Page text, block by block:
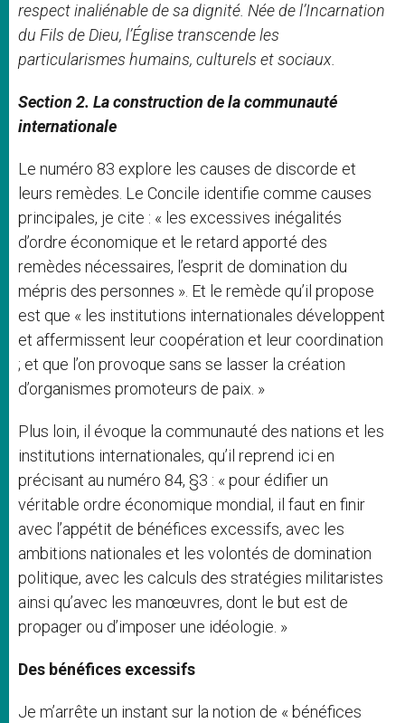
respect inaliénable de sa dignité. Née de l’Incarnation
du Fils de Dieu, l’Église transcende les
particularismes humains, culturels et sociaux.
Section 2. La construction de la communauté
internationale
Le numéro 83 explore les causes de discorde et
leurs remèdes. Le Concile identifie comme causes
principales, je cite : « les excessives inégalités
d’ordre économique et le retard apporté des
remèdes nécessaires, l’esprit de domination du
mépris des personnes ». Et le remède qu’il propose
est que « les institutions internationales développent
et affermissent leur coopération et leur coordination
; et que l’on provoque sans se lasser la création
d’organismes promoteurs de paix. »
Plus loin, il évoque la communauté des nations et les
institutions internationales, qu’il reprend ici en
précisant au numéro 84, §3 : « pour édifier un
véritable ordre économique mondial, il faut en finir
avec l’appétit de bénéfices excessifs, avec les
ambitions nationales et les volontés de domination
politique, avec les calculs des stratégies militaristes
ainsi qu’avec les manœuvres, dont le but est de
propager ou d’imposer une idéologie. »
Des bénéfices excessifs
Je m’arrête un instant sur la notion de « bénéfices